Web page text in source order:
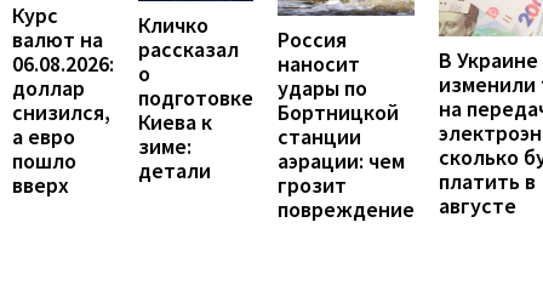
Курс
валют на
06.08.2026:
доллар
снизился,
а евро
пошло
вверх
Кличко
рассказал
о
подготовке
Киева к
зиме:
детали
Россия
наносит
удары по
Бортницкой
станции
аэрации: чем
грозит
повреждение
В Украине
на
сколько
платить в
августе